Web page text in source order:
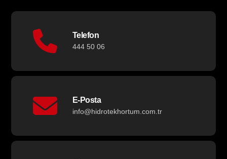
Telefon
444 50 06
E-Posta
info@hidrotekhortum.com.tr